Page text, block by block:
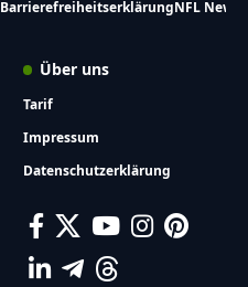
BarrierefreiheitserklärungNFL News
Über uns
Tarif
Impressum
Datenschutzerklärung